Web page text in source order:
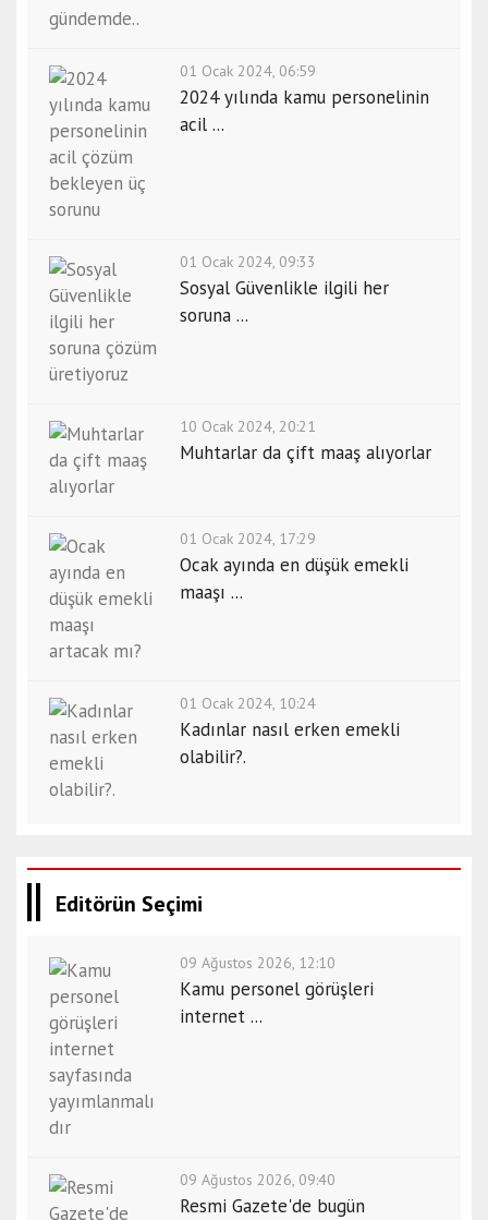
01 Ocak 2024, 06:59
2024 yılında kamu personelinin
acil ...
01 Ocak 2024, 09:33
Sosyal Güvenlikle ilgili her
soruna ...
10 Ocak 2024, 20:21
Muhtarlar da çift maaş alıyorlar
01 Ocak 2024, 17:29
Ocak ayında en düşük emekli
maaşı ...
01 Ocak 2024, 10:24
Kadınlar nasıl erken emekli
olabilir?.
Editörün Seçimi
09 Ağustos 2026, 12:10
Kamu personel görüşleri
internet ...
09 Ağustos 2026, 09:40
Resmi Gazete'de bugün